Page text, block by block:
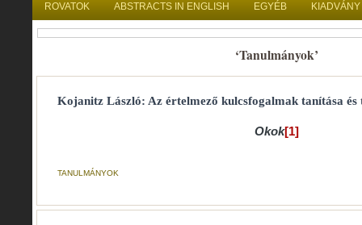
ROVATOK ABSTRACTS IN ENGLISH EGYÉB
‘Tanulmányok’
Kojanitz László: Az értelmező kulcsfogalmak tanítása és
Okok[1]
TANULMÁNYOK